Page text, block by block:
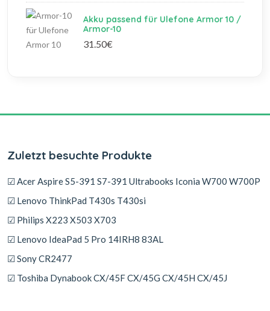
Akku passend für Ulefone Armor 10 /
Armor-10
31.50€
Zuletzt besuchte Produkte
☑ Acer Aspire S5-391 S7-391 Ultrabooks Iconia W700 W700P
☑ Lenovo ThinkPad T430s T430si
☑ Philips X223 X503 X703
☑ Lenovo IdeaPad 5 Pro 14IRH8 83AL
☑ Sony CR2477
☑ Toshiba Dynabook CX/45F CX/45G CX/45H CX/45J